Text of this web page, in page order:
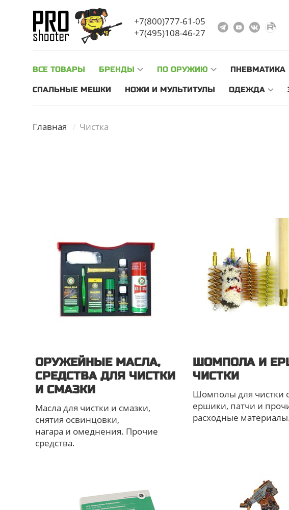
Уважаемые посетители, с 03.02 по 06.02 на нашем складе проводится
+7(800)777-61-05
+7(495)108-46-27
ВСЕ ТОВАРЫ БРЕНДЫ ПО ОРУЖИЮ ПНЕВМАТИКА
СПАЛЬНЫЕ МЕШКИ НОЖИ И МУЛЬТИТУЛЫ ОДЕЖДА
Главная Чистка
ОРУЖЕЙНЫЕ МАСЛА,
СРЕДСТВА ДЛЯ ЧИСТКИ
И СМАЗКИ
Масла для чистки и смазки,
снятия освинцовки,
нагара и омеднения. Прочие
средства.
ШОМПОЛА И
ЧИСТКИ
Шомполы для чистки
ершики, патчи и
расходные